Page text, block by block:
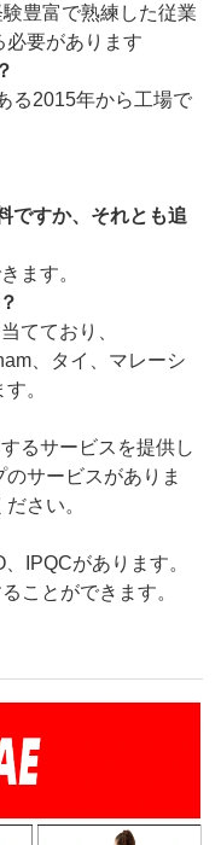
豊富で熟練した従業
必要があります
る2015年から工場で
ですか、それとも追
ます。
てており、
、タイ、マレーシ
。
るサービスを提供し
サービスがありま
さい。
IPQCがあります。
ことができます。